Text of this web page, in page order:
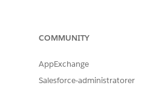
COMMUNITY
AppExchange
Salesforce-administratorer